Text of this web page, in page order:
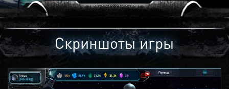
Скриншоты игры